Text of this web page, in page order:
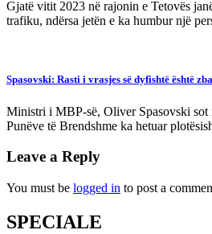
Gjatë vitit 2023 në rajonin e Tetovës
trafiku, ndërsa jetën e ka humbur një
Spasovski: Rasti i vrasjes së dyfishtë është
Ministri i MBP-së, Oliver Spasovski
Punëve të Brendshme ka hetuar
Leave a Reply
You must be logged in to post a
SPECIALE